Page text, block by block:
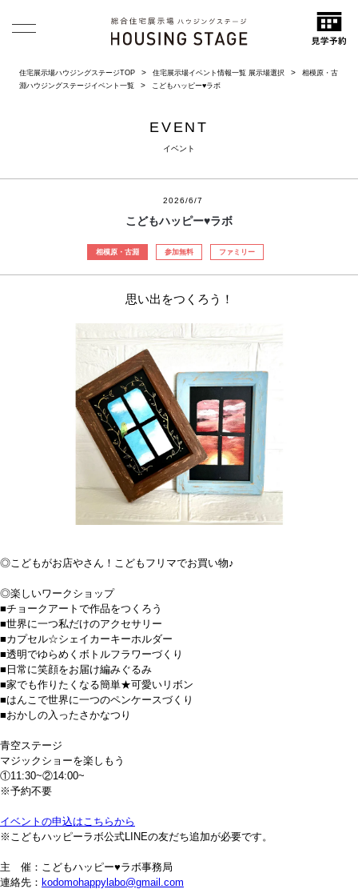
住宅展示場ハウジングステージTOP 住宅展示場イベント情報一覧 展示場選択
相模原・古
淵ハウジングステージイベント一覧
こどもハッピー♥ラボ
EVENT
イベント
2026/6/7
こどもハッピー♥ラボ
相模原・古淵 参加無料 ファミリー
思い出をつくろう！
◎こどもがお店やさん！こどもフリマでお買い物♪
◎楽しいワークショップ
■チョークアートで作品をつくろう
■世界に一つ私だけのアクセサリー
■カプセル☆シェイカーキーホルダー
■透明でゆらめくボトルフラワーづくり
■日常に笑顔をお届け編みぐるみ
■家でも作りたくなる簡単★可愛いリボン
■はんこで世界に一つのペンケースづくり
■おかしの入ったさかなつり
青空ステージ
マジックショーを楽しもう
①11:30~②14:00~
※予約不要
イベントの申込はこちらから
※こどもハッピーラボ公式LINEの友だち追加が必要です。
主 催：こどもハッピー♥ラボ事務局
連絡先： kodomohappylabo@gmail.com